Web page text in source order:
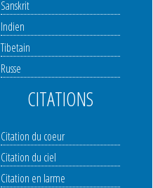
Sanskrit
Indien
Tibetain
Russe
CITATIONS
Citation du coeur
Citation du ciel
Citation en larme